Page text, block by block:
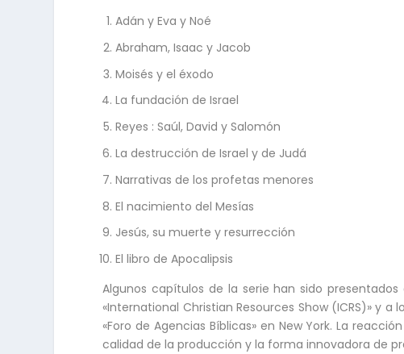
Adán y Eva y Noé
Abraham, Isaac y Jacob
Moisés y el éxodo
La fundación de Israel
Reyes : Saúl, David y Salomón
La destrucción de Israel y de Judá
Narrativas de los profetas menores
El nacimiento del Mesías
Jesús, su muerte y resurrección
El libro de Apocalipsis
Algunos capítulos de la serie han sido
«International Christian Resources Show (ICRS)» y
«Foro de Agencias Bíblicas» en New York. La
calidad de la producción y la forma innovadora de